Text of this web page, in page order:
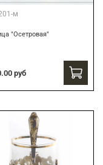
м
"Осетровая"
руб